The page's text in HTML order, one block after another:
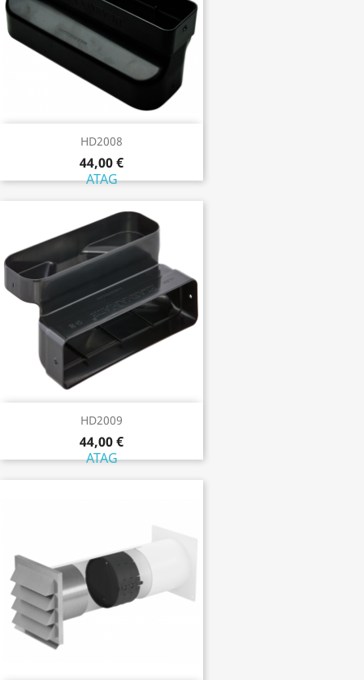
HD2008
44,00 €
ATAG
HD2009
44,00 €
ATAG